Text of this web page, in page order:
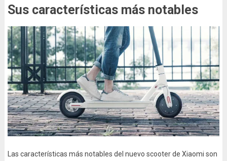
Sus características más notables
Las características más notables del nuevo scooter de Xiaomi son